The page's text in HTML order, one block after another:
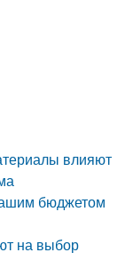
влияют
бюджетом
на выбор